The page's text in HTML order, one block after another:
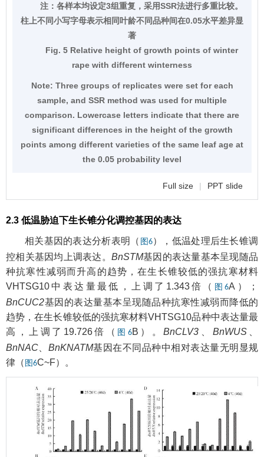
注： 各样本均设定3组重复，采用SSR法进行多重比较。
柱上不同小写字母表示相同叶龄不同品种间在0.05水平差异显
著
Fig. 5 Relative height of growth points of winter
rape with different winterness
Note: Three groups of replicates were set for each
sample, and SSR method was used for multiple
comparison. Lowercase letters indicate that there are
significant differences in the height of the growth
points among different varieties of the same leaf age at
the 0.05 probability level
Full size | PPT slide
2.3 低温胁迫下生长锥分化调控基因的表达
相关基因的表达分析表明（ 图6），低温处理后生长锥调
控相关基因均上调表达。 BnSTM基因的表达量基本呈现随品
种抗寒性减弱而升高的趋势，在生长锥较低的强抗寒材料
VHTSG10中表达量最低，上调了1.343倍（ 图6A）；
BnCUC2基因的表达量基本呈现随品种抗寒性减弱而降低的
趋势，在生长锥较低的强抗寒材料VHTSG10品种中表达量最
高，上调了19.726倍（ 图6B）。BnCLV3 BnWUS、
BnNAC
BnKNATM基因在不同品种中相对表达量无明显规
律（ 图6C~F）。